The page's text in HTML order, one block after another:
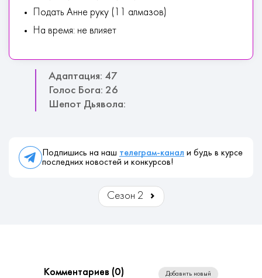
Подать Анне руку (11 алмазов)
На время: не влияет
Адаптация: 47
Голос Бога: 26
Шепот Дьявола:
Подпишись на наш телеграм-канал и будь в курсе
последних новостей и конкурсов!
Сезон 2
Комментариев (0) Добавить новый